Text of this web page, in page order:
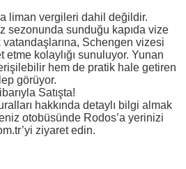
liman vergileri dahil değildir.
sezonunda sunduğu kapıda vize
vatandaşlarına, Schengen vizesi
etme kolaylığı sunuluyor. Yunan
hem de pratik hale getiren
görüyor.
Satışta!
hakkında detaylı bilgi almak
otobüsünde Rodos’a yerinizi
ziyaret edin.